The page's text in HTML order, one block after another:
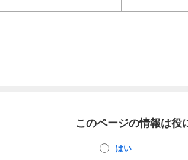
このページの情報は役
はい